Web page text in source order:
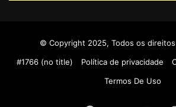
© Copyright 2025, Todos os direitos
#1766 (no title)
Política de privacidade
Termos De Uso